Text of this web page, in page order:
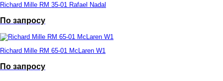
Richard Mille RM 35-01 Rafael Nadal
По запросу
Richard Mille RM 65-01 McLaren W1
По запросу